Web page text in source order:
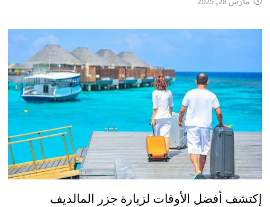
إكتشف أفضل الأوقات لزيارة جزر المالديف